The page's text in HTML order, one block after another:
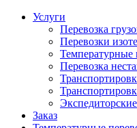
Услуги
Перевозка
Перевозки
Температурные
Перевозка
Заказ